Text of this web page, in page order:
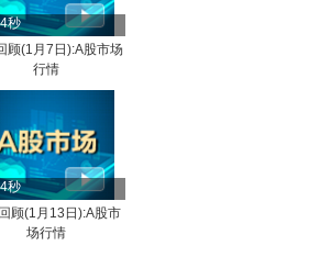
秒
顾(1月7日):A股市场
行情
秒
顾(1月13日):A股市
场行情